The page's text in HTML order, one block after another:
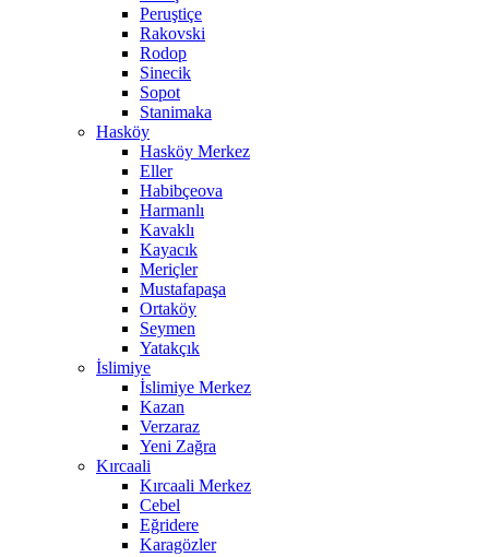
Peruştiçe
Rakovski
Rodop
Sinecik
Sopot
Stanimaka
Hasköy
Hasköy Merkez
Eller
Habibçeova
Harmanlı
Kavaklı
Kayacık
Meriçler
Mustafapaşa
Ortaköy
Seymen
Yatakçık
İslimiye
İslimiye Merkez
Kazan
Verzaraz
Yeni Zağra
Kırcaali
Kırcaali Merkez
Cebel
Eğridere
Karagözler